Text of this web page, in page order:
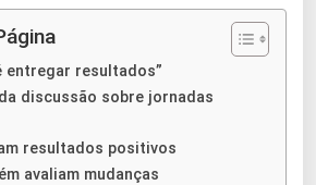
entregar resultados”
discussão sobre jornadas
resultados positivos
avaliam mudanças